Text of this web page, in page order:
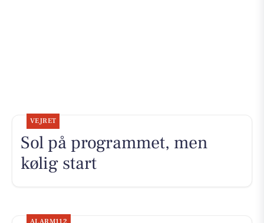
VEJRET
Sol på programmet, men
kølig start